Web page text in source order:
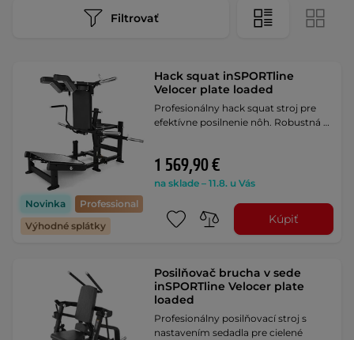
Filtrovať
Novinka
Professional
Výhodné splátky
Hack squat inSPORTline
Velocer plate loaded
Profesionálny hack squat stroj pre
efektívne posilnenie nôh. Robustná …
1 569,90 €
na sklade – 11.8. u Vás
Kúpiť
Posilňovač brucha v sede
inSPORTline Velocer plate
loaded
Profesionálny posilňovací stroj s
nastavením sedadla pre cielené